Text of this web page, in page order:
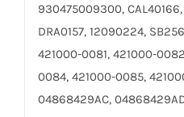
930475009300,
DRA0157, 12090224,
421000-0081, 421000-
0084, 421000-0085,
04868429AC,